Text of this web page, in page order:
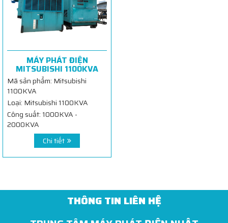
MÁY PHÁT ĐIỆN
MITSUBISHI 1100KVA
Mã sản phẩm: Mitsubishi
1100KVA
Loại: Mitsubishi 1100KVA
Công suất: 1000KVA -
2000KVA
Chi tiết
THÔNG TIN LIÊN HỆ